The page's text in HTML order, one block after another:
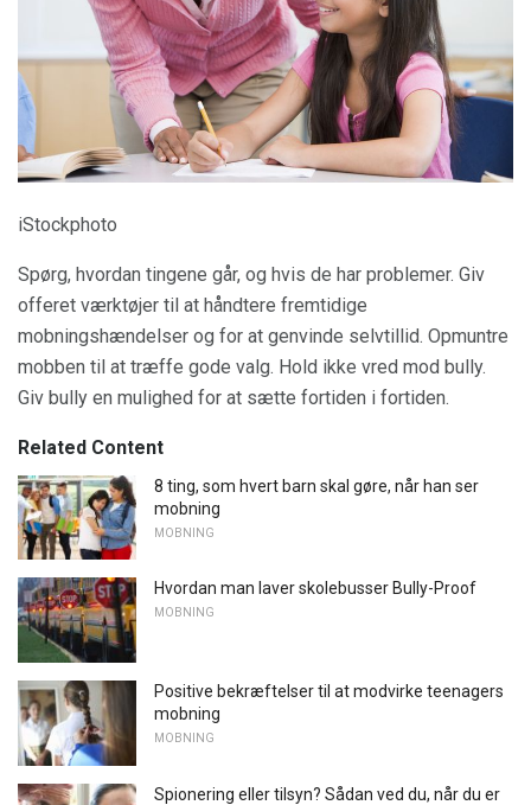
iStockphoto
Spørg, hvordan tingene går, og hvis de har problemer. Giv
offeret værktøjer til at håndtere fremtidige
mobningshændelser og for at genvinde selvtillid. Opmuntre
mobben til at træffe gode valg. Hold ikke vred mod bully.
Giv bully en mulighed for at sætte fortiden i fortiden.
Related Content
8 ting, som hvert barn skal gøre, når han ser
mobning
MOBNING
Hvordan man laver skolebusser Bully-Proof
MOBNING
Positive bekræftelser til at modvirke teenagers
mobning
MOBNING
Spionering eller tilsyn? Sådan ved du, når du er